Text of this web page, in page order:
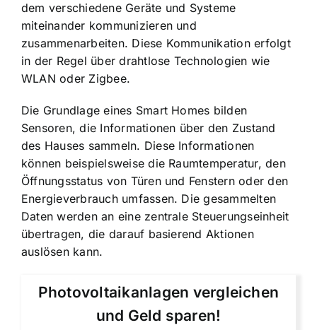
dem verschiedene Geräte und Systeme
miteinander kommunizieren und
zusammenarbeiten. Diese Kommunikation erfolgt
in der Regel über drahtlose Technologien wie
WLAN oder Zigbee.
Die Grundlage eines Smart Homes bilden
Sensoren, die Informationen über den Zustand
des Hauses sammeln. Diese Informationen
können beispielsweise die Raumtemperatur, den
Öffnungsstatus von Türen und Fenstern oder den
Energieverbrauch umfassen. Die gesammelten
Daten werden an eine zentrale Steuerungseinheit
übertragen, die darauf basierend Aktionen
auslösen kann.
Photovoltaikanlagen vergleichen
und Geld sparen!